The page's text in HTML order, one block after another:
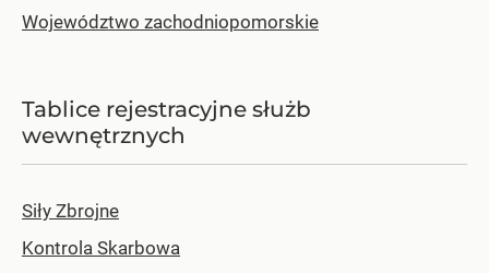
Województwo zachodniopomorskie
Tablice rejestracyjne służb
wewnętrznych
Siły Zbrojne
Kontrola Skarbowa